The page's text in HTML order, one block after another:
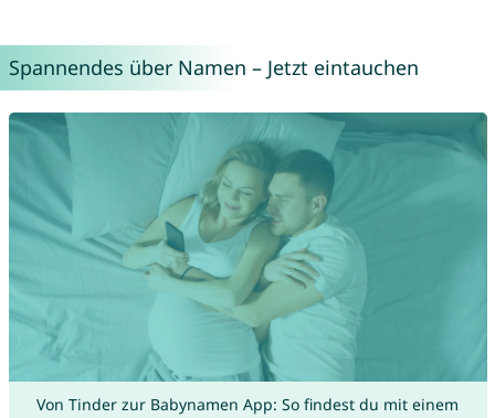
Spannendes über Namen – Jetzt eintauchen
Von Tinder zur Babynamen App: So findest du mit einem